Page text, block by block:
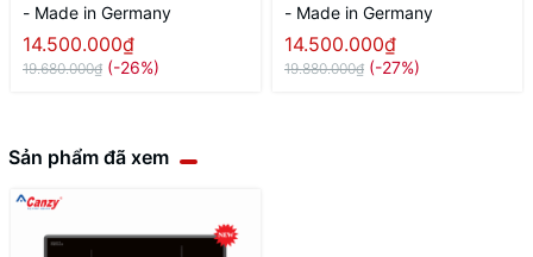
- Made in Germany
14.500.000₫
19.680.000₫ (-26%)
- Made in Germany
14.500.000₫
19.880.000₫ (-27%)
Sản phẩm đã xem